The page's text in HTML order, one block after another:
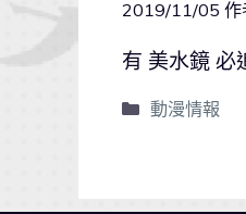
2019/11/05 作
有 美水鏡 必
動漫情報